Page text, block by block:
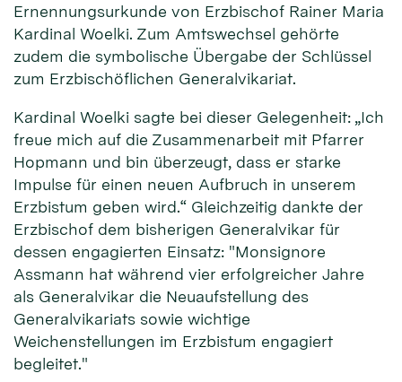
Ernennungsurkunde von Erzbischof Rainer Maria
Kardinal Woelki. Zum Amtswechsel gehörte
zudem die symbolische Übergabe der Schlüssel
zum Erzbischöflichen Generalvikariat.
Kardinal Woelki sagte bei dieser Gelegenheit: „Ich
freue mich auf die Zusammenarbeit mit Pfarrer
Hopmann und bin überzeugt, dass er starke
Impulse für einen neuen Aufbruch in unserem
Erzbistum geben wird.“ Gleichzeitig dankte der
Erzbischof dem bisherigen Generalvikar für
dessen engagierten Einsatz: "Monsignore
Assmann hat während vier erfolgreicher Jahre
als Generalvikar die Neuaufstellung des
Generalvikariats sowie wichtige
Weichenstellungen im Erzbistum engagiert
begleitet."